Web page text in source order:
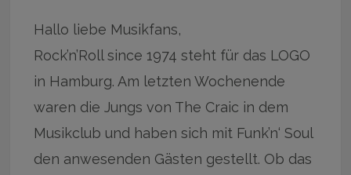
Hallo liebe Musikfans,
Rock’n’Roll since 1974 steht für das LOGO
in Hamburg. Am letzten Wochenende
waren die Jungs von The Craic in dem
Musikclub und haben sich mit Funk’n‘ Soul
den anwesenden Gästen gestellt. Ob das